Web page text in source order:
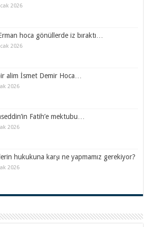
2026
hoca gönüllerde iz bıraktı…
2026
alim İsmet Demir Hoca…
2026
Fatih’e mektubu…
2026
hukukuna karşı ne yapmamız gerekiyor?
2026